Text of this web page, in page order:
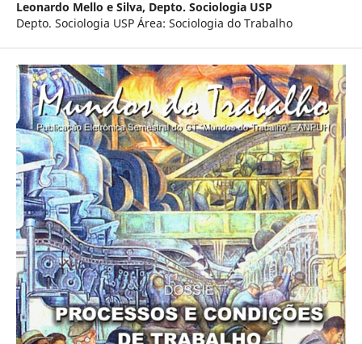
Leonardo Mello e Silva, Depto. Sociologia USP
Depto. Sociologia USP Área: Sociologia do Trabalho